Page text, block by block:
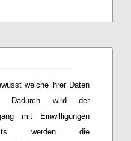
welche ihrer Daten
Dadurch wird der
mit Einwilligungen
werden die